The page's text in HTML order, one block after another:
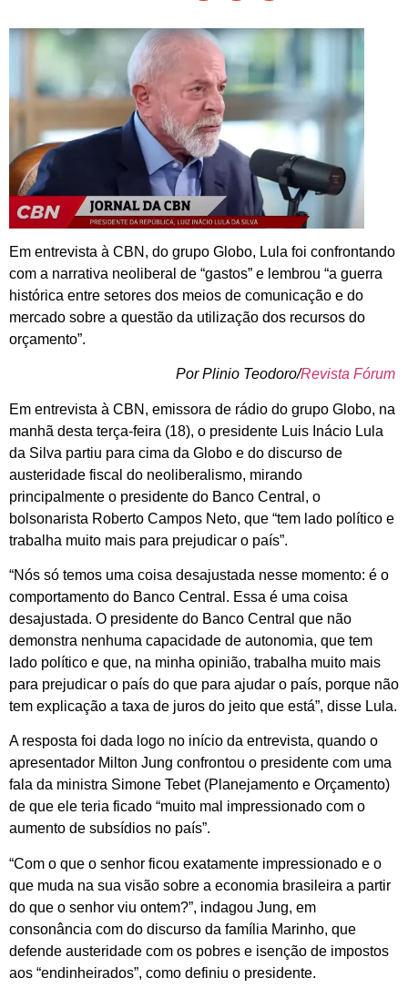
Em entrevista à CBN, do grupo Globo, Lula foi confrontando
com a narrativa neoliberal de “gastos” e lembrou “a guerra
histórica entre setores dos meios de comunicação e do
mercado sobre a questão da utilização dos recursos do
orçamento”.
Por Plinio Teodoro/Revista Fórum
Em entrevista à CBN, emissora de rádio do grupo Globo, na
manhã desta terça-feira (18), o presidente Luis Inácio Lula
da Silva partiu para cima da Globo e do discurso de
austeridade fiscal do neoliberalismo, mirando
principalmente o presidente do Banco Central, o
bolsonarista Roberto Campos Neto, que “tem lado político e
trabalha muito mais para prejudicar o país”.
“Nós só temos uma coisa desajustada nesse momento: é o
comportamento do Banco Central. Essa é uma coisa
desajustada. O presidente do Banco Central que não
demonstra nenhuma capacidade de autonomia, que tem
lado político e que, na minha opinião, trabalha muito mais
para prejudicar o país do que para ajudar o país, porque não
tem explicação a taxa de juros do jeito que está”, disse Lula.
A resposta foi dada logo no início da entrevista, quando o
apresentador Milton Jung confrontou o presidente com uma
fala da ministra Simone Tebet (Planejamento e Orçamento)
de que ele teria ficado “muito mal impressionado com o
aumento de subsídios no país”.
“Com o que o senhor ficou exatamente impressionado e o
que muda na sua visão sobre a economia brasileira a partir
do que o senhor viu ontem?”, indagou Jung, em
consonância com do discurso da família Marinho, que
defende austeridade com os pobres e isenção de impostos
aos “endinheirados”, como definiu o presidente.